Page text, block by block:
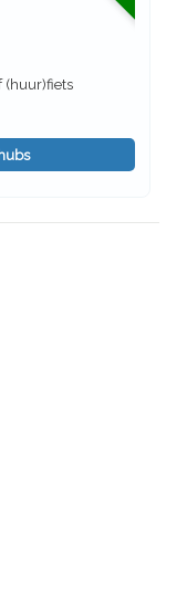
(huur)fiets